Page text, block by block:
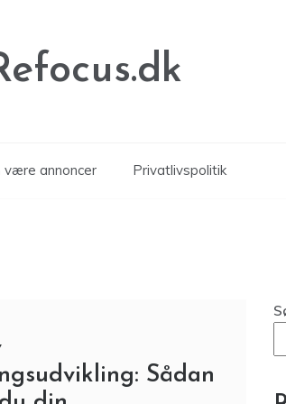
annoncer Privatlivspolitik
Sådan